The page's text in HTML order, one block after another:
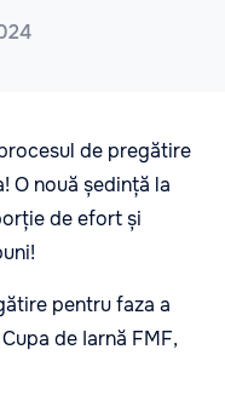
de pregătire
O nouă ședință la
de efort și
pentru faza a
de Iarnă FMF,